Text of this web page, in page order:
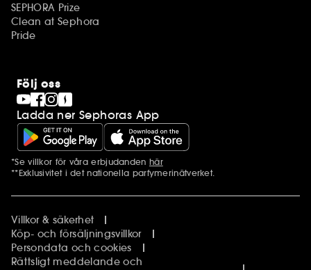
SEPHORA Prize
Clean at Sephora
Pride
Följ oss
Ladda ner Sephoras App
Ytterligare information
*Se villkor för våra erbjudanden här
**Exklusivitet i det nationella parfymerinätverket.
Villkor & säkerhet
Köp- och försäljningsvillkor
Persondata och cookies
Rättsligt meddelande och